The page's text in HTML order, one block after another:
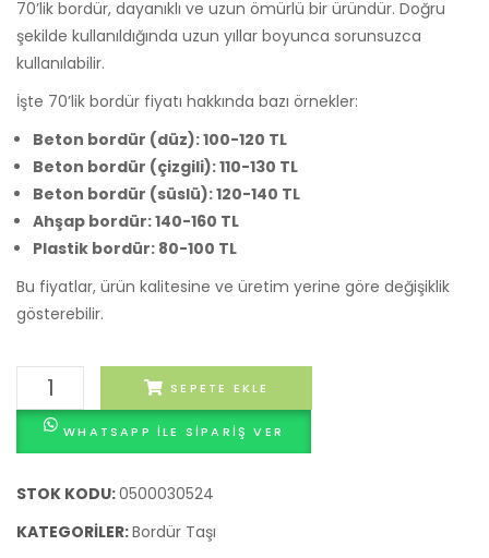
70’lik bordür, dayanıklı ve uzun ömürlü bir üründür. Doğru
şekilde kullanıldığında uzun yıllar boyunca sorunsuzca
kullanılabilir.
İşte 70’lik bordür fiyatı hakkında bazı örnekler:
Beton bordür (düz): 100-120 TL
Beton bordür (çizgili): 110-130 TL
Beton bordür (süslü): 120-140 TL
Ahşap bordür: 140-160 TL
Plastik bordür: 80-100 TL
Bu fiyatlar, ürün kalitesine ve üretim yerine göre değişiklik
gösterebilir.
50*17*10
Gri
Bordür
1
Fiyat
SEPETE EKLE
WHATSAPP ILE SIPARIŞ VER
STOK KODU:0500030524
KATEGORILER:Bordür Taşı